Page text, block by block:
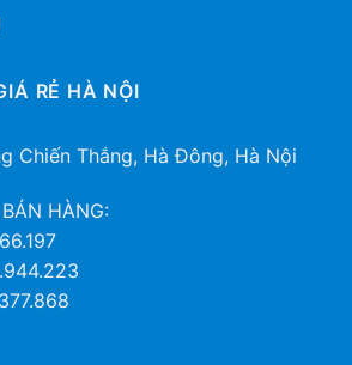
RẺ HÀ NỘI
Chiến Thắng, Hà Đông, Hà Nội
HÀNG: